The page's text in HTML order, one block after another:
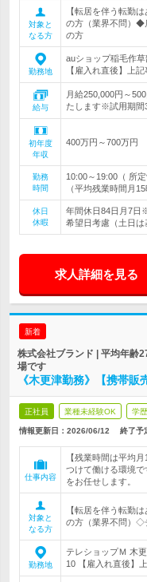
対象と
なる方
【転居を伴う転勤
の方（業界不問）◆
の方
勤務地
auショップ稲毛作
【雇入れ直後】上
給与
月給250,000円～
たします※試用期間
初年度
年収
400万円～700万円
勤務
時間
10:00～19:00（ 所
（平均残業時間月
休日
休暇
年間休日84日月7日
希望日考慮（土日
求人詳細を見る
新着
株式会社ブランド | 平均年齢
場です
《木更津勤務》【携帯
正社員 業種未経験OK 学
情報更新日：2026/06/12 終了予
仕事内容
【残業時間は平均
つけて働ける環境
をお任せします。
対象と
なる方
【転居を伴う転勤
の方（業界不問）◇
勤務地
テレショップＭ 木
10 【雇入れ直後】